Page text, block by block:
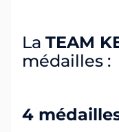
La TEAM
médailles :
4